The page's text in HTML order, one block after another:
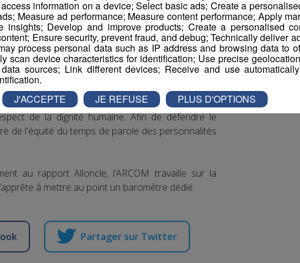
de l’audiovisuel » l’ARCOM veille à la
de la dignité humaine. Afin de défendre le
de l'équité du temps de parole des personnalités
au rapport Alloncle, l’ARCOM travaille sur la
à mettre au point un baromètre dédié.
Partager sur Twitter
information on a device; Select basic ads; Create a
Measure ad performance; Measure content performance; Apply
insights; Develop and improve products; Create a personalised
Ensure security, prevent fraud, and debug; Technically deliver
process personal data such as IP address and browsing data to
scan device characteristics for identification; Use precise
sources; Link different devices; Receive and use
J'ACCEPTE JE REFUSE PLUS D'OPTIONS